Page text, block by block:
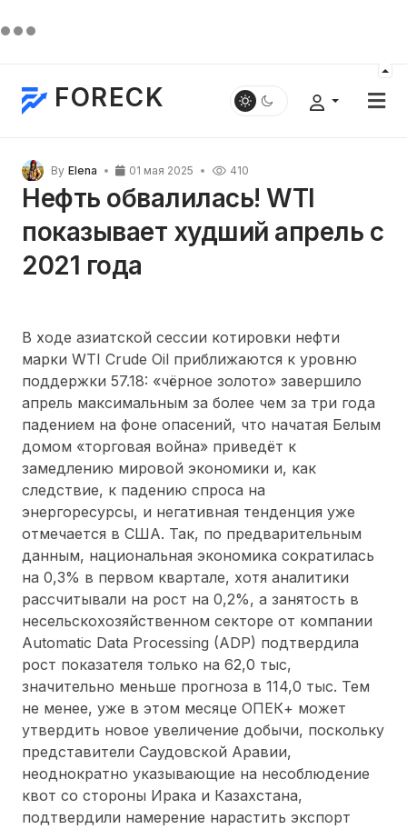
FORECK
By Elena 01 мая 2025 410
Нефть обвалилась! WTI
показывает худший апрель с
2021 года
В ходе азиатской сессии котировки нефти
марки WTI Crude Oil приближаются к уровню
поддержки 57.18: «чёрное золото» завершило
апрель максимальным за более чем за три года
падением на фоне опасений, что начатая Белым
домом «торговая война» приведёт к
замедлению мировой экономики и, как
следствие, к падению спроса на
энергоресурсы, и негативная тенденция уже
отмечается в США. Так, по предварительным
данным, национальная экономика сократилась
на 0,3% в первом квартале, хотя аналитики
рассчитывали на рост на 0,2%, а занятость в
несельскохозяйственном секторе от компании
Automatic Data Processing (ADP) подтвердила
рост показателя только на 62,0 тыс,
значительно меньше прогноза в 114,0 тыс. Тем
не менее, уже в этом месяце ОПЕК+ может
утвердить новое увеличение добычи, поскольку
представители Саудовской Аравии,
неоднократно указывающие на несоблюдение
квот со стороны Ирака и Казахстана,
подтвердили намерение нарастить экспорт